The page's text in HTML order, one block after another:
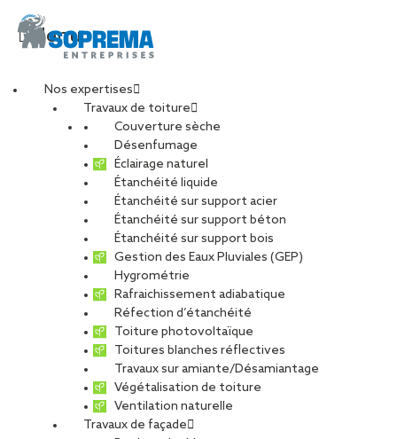
Menu
Nos expertises
Travaux de toiture
Couverture sèche
Désenfumage
Éclairage naturel
Étanchéité liquide
Étanchéité sur support acier
Étanchéité sur support béton
Étanchéité sur support bois
Gestion des Eaux Pluviales (GEP)
Hygrométrie
Rafraichissement adiabatique
Réfection d’étanchéité
Toiture photovoltaïque
Toitures blanches réflectives
Travaux sur amiante/Désamiantage
Végétalisation de toiture
Ventilation naturelle
Travaux de façade
infographie-choix-
soprassistance-
entretien
PARTAGER
29 août 2025